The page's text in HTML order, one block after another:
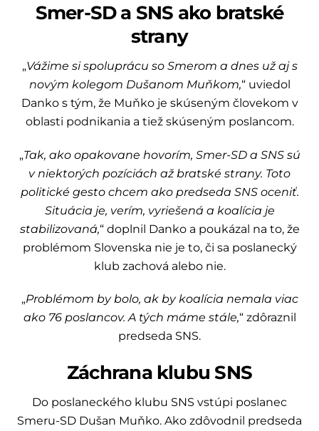
Smer-SD a SNS ako bratské
strany
„Vážime si spoluprácu so Smerom a dnes už aj s
novým kolegom Dušanom Muňkom,“ uviedol
Danko s tým, že Muňko je skúseným človekom v
oblasti podnikania a tiež skúseným poslancom.
„Tak, ako opakovane hovorím, Smer-SD a SNS sú
v niektorých pozíciách až bratské strany. Toto
politické gesto chcem ako predseda SNS oceniť.
Situácia je, verím, vyriešená a koalícia je
stabilizovaná,“ doplnil Danko a poukázal na to, že
problémom Slovenska nie je to, či sa poslanecký
klub zachová alebo nie.
„Problémom by bolo, ak by koalícia nemala viac
ako 76 poslancov. A tých máme stále,“ zdôraznil
predseda SNS.
Záchrana klubu SNS
Do poslaneckého klubu SNS vstúpi poslanec
Smeru-SD Dušan Muňko. Ako zdôvodnil predseda